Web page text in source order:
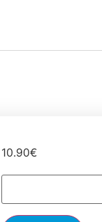
10.90€